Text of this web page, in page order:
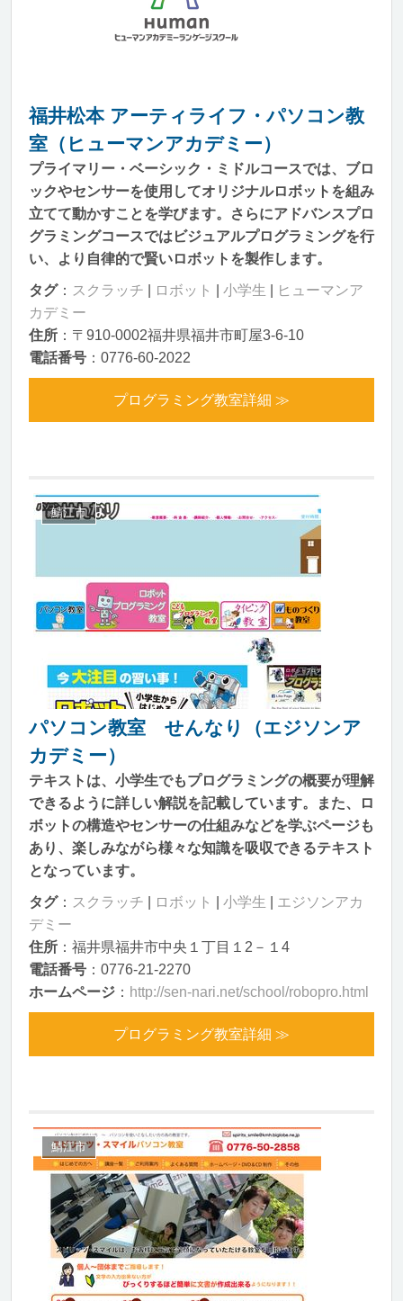
福井松本 アーティライフ・パソコン教
室（ヒューマンアカデミー）
プライマリー・ベーシック・ミドルコースでは、ブロ
ックやセンサーを使用してオリジナルロボットを組み
立てて動かすことを学びます。さらにアドバンスプロ
グラミングコースではビジュアルプログラミングを行
い、より自律的で賢いロボットを製作します。
タグ： スクラッチ ロボット 小学生
ヒューマンア
カデミー
住所 ：〒910-0002福井県福井市町屋3-6-10
電話番号 ：0776-60-2022
プログラミング教室詳細 ≫
鯖江市
パソコン教室 せんなり（エジソンア
カデミー）
テキストは、小学生でもプログラミングの概要が理解
できるように詳しい解説を記載しています。また、ロ
ボットの構造やセンサーの仕組みなどを学ぶページも
あり、楽しみながら様々な知識を吸収できるテキスト
となっています。
タグ： スクラッチ ロボット 小学生
エジソンアカ
デミー
住所 ：福井県福井市中央１丁目１2－１4
電話番号 ：0776-21-2270
ホームページ ： http://sen-nari.net/school/robopro.html
プログラミング教室詳細 ≫
鯖江市